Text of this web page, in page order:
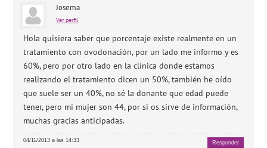
Josema
Ver perfil
Hola quisiera saber que porcentaje existe realmente en un
tratamiento con ovodonación, por un lado me informo y es
60%, pero por otro lado en la clínica donde estamos
realizando el tratamiento dicen un 50%, también he oído
que suele ser un 40%, no sé la donante que edad puede
tener, pero mi mujer son 44, por si os sirve de información,
muchas gracias anticipadas.
04/11/2013 a las 14:33 Responder